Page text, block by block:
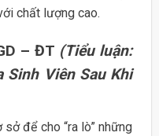
chất lượng cao.
– ĐT (Tiểu luận:
Sinh Viên Sau Khi
để cho “ra lò” những